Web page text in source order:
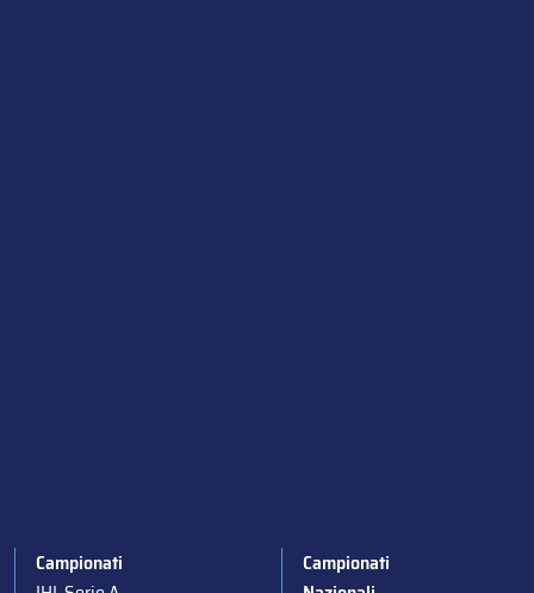
Campionati
Campionati